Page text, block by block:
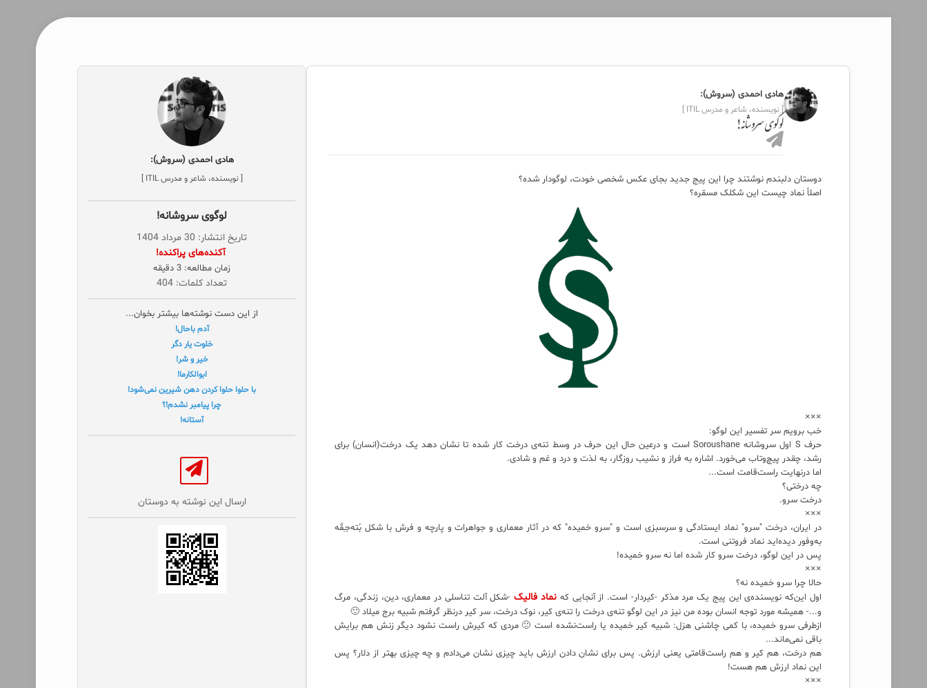
هادی احمدی (سروش):
[ نویسنده، شاعر و مدرس ITIL ]
لوگوی سروشانه!
دوستان دلبندم نوشتند چرا این پیج جدید بجای عکس شخصی خودت، لوگودار شده؟
اصلاً نماد چیست این شکلک مسقره؟
×××
خب برویم سر تفسیر این لوگو:
حرف S اول سروشانه Soroushane است و درعین حال این حرف در وسط تنه‌ی درخت کار شده تا نشان دهد یک درخت(انسان) برای
رشد، چقدر پیچ‌وتاب می‌خورد. اشاره به فراز و نشیب روزگار، به لذت و درد و غم و شادی.
اما درنهایت راست‌قامت است...
چه درختی؟
درخت سرو.
×××
در ایران، درخت "سرو" نماد ایستادگی و سرسبزی است و "سرو خمیده" که در آثار معماری و جواهرات و پارچه و فرش با شکل بُته‌جـِقّه
به‌وفور دیده‌اید نماد فروتنی است.
پس در این لوگو، درخت سرو کار شده اما نه سرو خمیده!
×××
حالا چرا سرو خمیده نه؟
اول این‌که نویسنده‌ی این پیج یک مرد مذکر -کیردار- است. از آنجایی کهنماد فالیک-شکل آلت تناسلی در معماری، دین، زندگی، مرگ
و...- همیشه مورد توجه انسان بوده من نیز در این لوگو تنه‌ی درخت را تنه‌ی کیر، نوک درخت، سر کیر درنظر گرفتم شبیه برج میلاد 🙂
ازطرفی سرو خمیده، با کمی چاشنی هزل: شبیه کیر خمیده یا راست‌نشده است 🙂 مردی که کیرش راست نشود دیگر زنش هم برایش
باقی نمی‌ماند...
هم درخت، هم کیر و هم راست‌قامتی یعنی ارزش. پس برای نشان دادن ارزش باید چیزی نشان می‌دادم و چه چیزی بهتر از دلار؟ پس
این نماد ارزش هم هست!
×××
هادی احمدی (سروش):
[ نویسنده، شاعر و مدرس ITIL ]
لوگوی سروشانه!
تاریخ انتشار: 30 مرداد 1404
‌ آکنده‌های پراکنده!
زمان مطالعه: 3 دقیقه
تعداد کلمات: 404
از این دست نوشته‌ها بیشتر بخوان...
آدم باحال!
خلوت یار دگر
خیر و شر!
ابوالکارما!
با حلوا حلوا کردن دهن شیرین نمی‌شود!
چرا پیامبر نشدم!؟
آستانه!
ارسال این نوشته به دوستان‌